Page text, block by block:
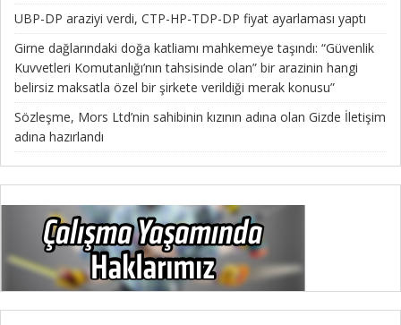
UBP-DP araziyi verdi, CTP-HP-TDP-DP fiyat ayarlaması yaptı
Girne dağlarındaki doğa katliamı mahkemeye taşındı: “Güvenlik
Kuvvetleri Komutanlığı’nın tahsisinde olan” bir arazinin hangi
belirsiz maksatla özel bir şirkete verildiği merak konusu”
Sözleşme, Mors Ltd’nin sahibinin kızının adına olan Gizde İletişim
adına hazırlandı